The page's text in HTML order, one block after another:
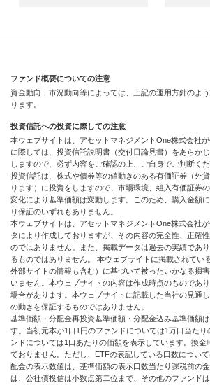
ファンド概要についての注意
資金動向、市況動向等によっては、上記の運用方針のよ
ります。
投資信託への投資に際しての注意
本ウェブサイトは、アセットマネジメントOne株式会社
に際しては、投資信託説明書（交付目論見書）をあらか
しますので、必ず内容をご確認の上、ご自身でご判断くだ
投資信託は、株式や債券等の値動きのある有価証券（外
ります）に投資をしますので、市場環境、組入有価証券
変化により基準価額は変動します。このため、購入金額
り保証のいずれもありません。
本ウェブサイトは、アセットマネジメントOne株式会社
タにより作成しておりますが、その内容の完全性、正確
のではありません。また、掲載データは過去の実績であ
るものではありません。 本ウェブサイトに掲載されてい
外部サイトの情報も含む）に基づいて被ったいかなる損
いません。本ウェブサイトの内容は作成時点のものであ
場合があります。本ウェブサイトに記載した当社の見通
の動きを保証するものではありません。
基準価額・分配金再投資基準価額・分配金込み基準価額
す。当初元本が1口1円のファンドについては1万口当た
ンドについては1口あたりの価額を表示しています。換金
ておりません。ただし、ETFの表記している口数につい
配金の表示数値は、基準価額の表示口数当たり課税前の
は、公社債投信は小数点第二位まで、その他のファンド